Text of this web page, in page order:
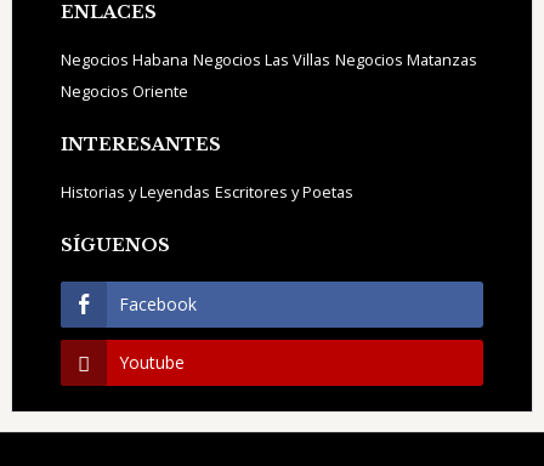
ENLACES
Negocios Habana Negocios Las Villas Negocios Matanzas
Negocios Oriente
INTERESANTES
Historias y Leyendas Escritores y Poetas
SÍGUENOS
Facebook
Youtube